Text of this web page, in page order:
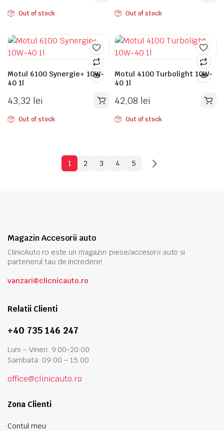
Out of stock Out of stock
Motul 6100 Synergie+ 10W-
40 1l
43,32 lei
Out of stock
Motul 4100 Turbolight 10W-
40 1l
42,08 lei
Out of stock
1 2 3 4 5
Magazin Accesorii auto
ClinicAuto.ro este unmagazin piese/accesorii auto si
partenerul tau de incredere!
vanzari@clicnicauto.ro
Relatii Clienti
+40 735 146 247
Luni – Vineri: 9:00-20:00
Sambata: 09:00 – 15:00
office@clinicauto.ro
Zona Clienti
Contul meu